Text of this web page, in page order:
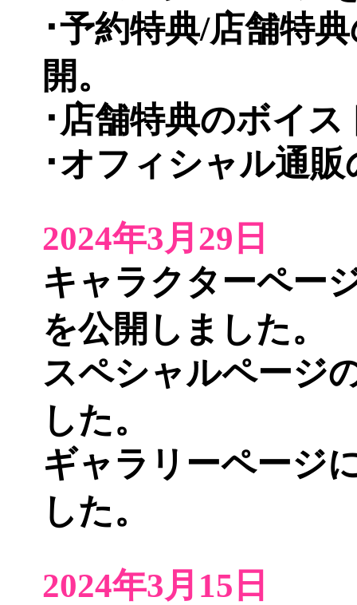
･予約特典/店舗特
開。
･店舗特典のボイ
･オフィシャル通
2024年3月29日
キャラクターペー
を公開しました。
スペシャルページ
した。
ギャラリーページ
した。
2024年3月15日